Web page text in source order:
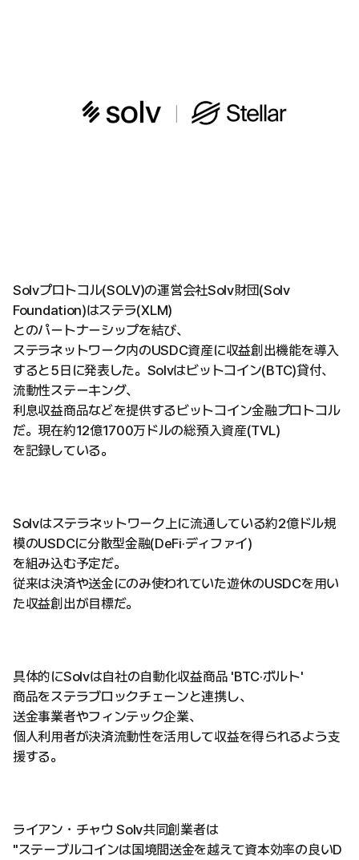
Solvプロトコル(SOLV)の運営会社Solv財団(Solv
Foundation)はステラ(XLM)
とのパートナーシップを結び、
ステラネットワーク内のUSDC資産に収益創出機能を導入
すると5日に発表した。Solvはビットコイン(BTC)貸付、
流動性ステーキング、
利息収益商品などを提供するビットコイン金融プロトコル
だ。現在約12億1700万ドルの総預入資産(TVL)
を記録している。
Solvはステラネットワーク上に流通している約2億ドル規
模のUSDCに分散型金融(DeFi·ディファイ)
を組み込む予定だ。
従来は決済や送金にのみ使われていた遊休のUSDCを用い
た収益創出が目標だ。
具体的にSolvは自社の自動化収益商品 'BTC·ボルト'
商品をステラブロックチェーンと連携し、
送金事業者やフィンテック企業、
個人利用者が決済流動性を活用して収益を得られるよう支
援する。
ライアン・チャウ Solv共同創業者は
"ステーブルコインは国境間送金を越えて資本効率の良いD